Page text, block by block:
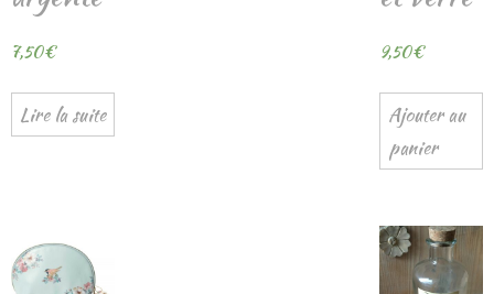
7,50€
Lire la suite
9,50€
Ajouter au
panier